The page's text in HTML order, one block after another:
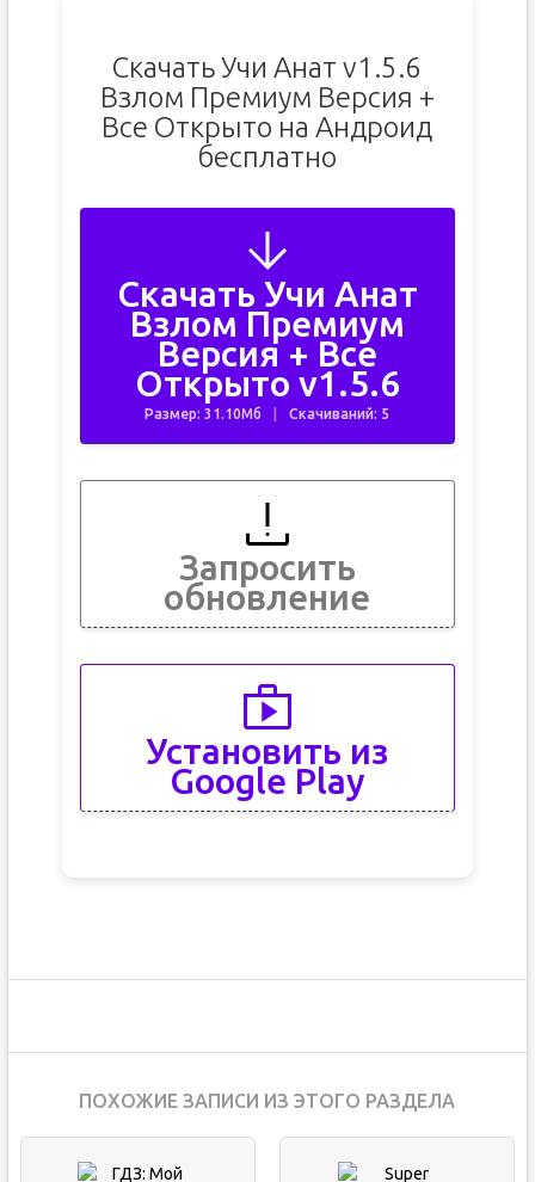
Скачать Учи Анат v1.5.6
Взлом Премиум Версия +
Все Открыто на Андроид
бесплатно
Скачать Учи Анат
Взлом Премиум
Версия + Все
Открыто v1.5.6
Размер: 31.10Мб Скачиваний: 5
Запросить
обновление
Установить из
Google Play
ПОХОЖИЕ ЗАПИСИ ИЗ ЭТОГО РАЗДЕЛА